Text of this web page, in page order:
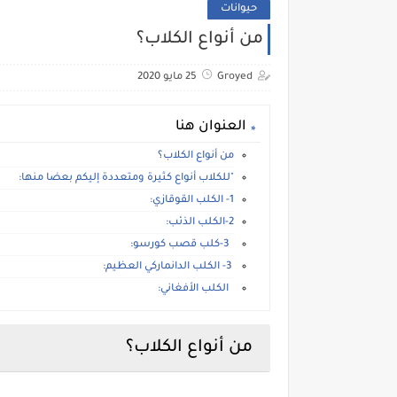
حيوانات
من أنواع الكلاب؟
Groyed 25 مايو 2020
العنوان هنا
من أنواع الكلاب؟
"للكلاب أنواع كثيرة ومتعددة إليكم بعضا منها:
1- الكلب القوقازي:
2-الكلب الذئب:
الكلب الأفغاني:
من أنواع الكلاب؟